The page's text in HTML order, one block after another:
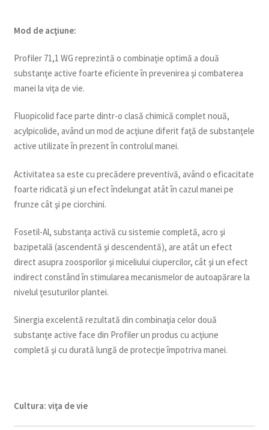
Mod de acţiune:
Profiler 71,1 WG reprezintă o combinaţie optimă a două
substanţe active foarte eficiente în prevenirea şi combaterea
manei la viţa de vie.
Fluopicolid face parte dintr-o clasă chimică complet nouă,
acylpicolide, având un mod de acţiune diferit faţă de substanţele
active utilizate în prezent în controlul manei.
Activitatea sa este cu precădere preventivă, având o eficacitate
foarte ridicată şi un efect îndelungat atât în cazul manei pe
frunze cât şi pe ciorchini.
Fosetil-Al, substanţa activă cu sistemie completă, acro şi
bazipetală (ascendentă şi descendentă), are atât un efect
direct asupra zoosporilor şi miceliului ciupercilor, cât şi un efect
indirect constând în stimularea mecanismelor de autoapărare la
nivelul ţesuturilor plantei.
Sinergia excelentă rezultată din combinaţia celor două
substanţe active face din Profiler un produs cu acţiune
completă şi cu durată lungă de protecţie împotriva manei.
Cultura: viţa de vie